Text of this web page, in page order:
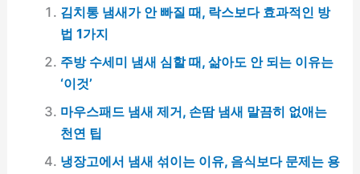
김치통 냄새가 안 빠질 때, 락스보다 효과적인 방
법 1가지
주방 수세미 냄새 심할 때, 삶아도 안 되는 이유는
‘이것’
마우스패드 냄새 제거, 손땀 냄새 말끔히 없애는
천연 팁
냉장고에서 냄새 섞이는 이유, 음식보다 문제는 용